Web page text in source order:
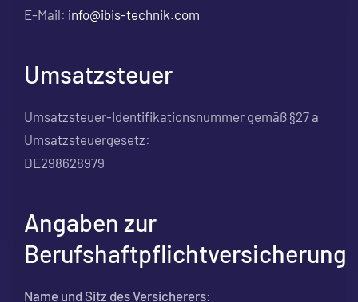
E-Mail: info@ibis-technik.com
Umsatzsteuer
Umsatzsteuer-Identifikationsnummer gemäß §27 a
Umsatzsteuergesetz:
DE298628979
Angaben zur
Berufshaftpflichtversicherung
Name und Sitz des Versicherers: